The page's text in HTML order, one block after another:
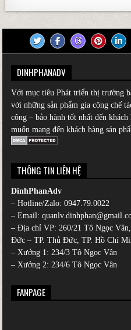
DINHPHANADV
Với mục tiêu Phát triển thị trường
với những sản phẩm gia công chế
công – bảo hành tốt nhất đến
muốn mang đến khách hàng sản
THÔNG TIN LIÊN HỆ
DinhPhanAdv
– Hotline/Zalo:0947.79.0022
– Email:
– Địa chỉ VP: 260/21 Tô Ngọc
Đức – TP. Thủ Đức, TP. Hồ Chí
– Xưởng 1: 234/3 Tô Ngọc Vân
– Xưởng 2: 234/6 Tô Ngọc Vân
FANPAGE